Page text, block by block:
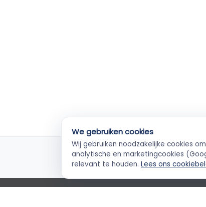
KvK-geverifieerd
Elke ZZP'er gecheckt
We gebruiken cookies
Wij gebruiken noodzakelijke cookies
analytische en marketingcookies
relevant te houden. Lees ons